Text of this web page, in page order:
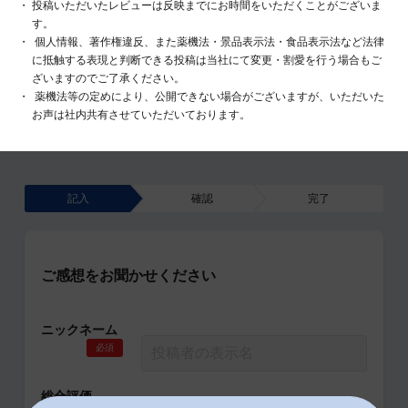
投稿いただいたレビューは反映までにお時間をいただくことがございま
す。
個人情報、著作権違反、また薬機法・景品表示法・食品表示法など法律
に抵触する表現と判断できる投稿は当社にて変更・割愛を行う場合もご
ざいますのでご了承ください。
薬機法等の定めにより、公開できない場合がございますが、いただいた
お声は社内共有させていただいております。
記入 確認 完了
ご感想をお聞かせください
ニックネーム
必須
総合評価